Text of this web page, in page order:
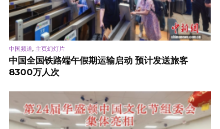
中国频道, 主页幻灯片
中国全国铁路端午假期运输启动 预计发送旅客
8300万人次